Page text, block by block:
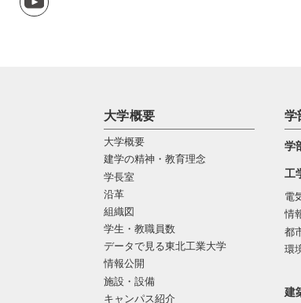
大学概要
大学概要
建学の精神・教育理念
学長室
沿革
組織図
学生・教職員数
データで見る東北工業大学
情報公開
施設・設備
キャンパス紹介
学
学
工
電
情
都
環
建